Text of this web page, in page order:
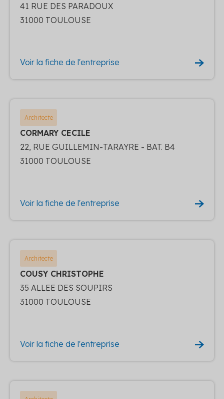
41 RUE DES PARADOUX
31000 TOULOUSE
Voir la fiche de l'entreprise
Architecte
CORMARY CECILE
22, RUE GUILLEMIN-TARAYRE - BAT. B4
31000 TOULOUSE
Voir la fiche de l'entreprise
Architecte
COUSY CHRISTOPHE
35 ALLEE DES SOUPIRS
31000 TOULOUSE
Voir la fiche de l'entreprise